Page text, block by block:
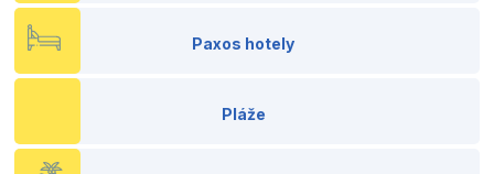
Paxos hotely
Pláže